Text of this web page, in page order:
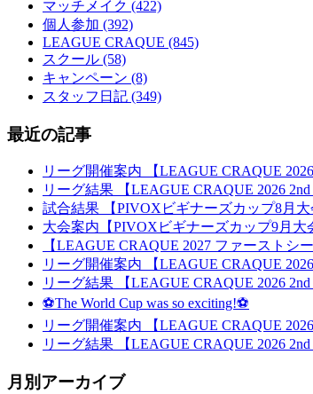
マッチメイク (422)
個人参加 (392)
LEAGUE CRAQUE (845)
スクール (58)
キャンペーン (8)
スタッフ日記 (349)
最近の記事
リーグ開催案内 【LEAGUE CRAQUE
リーグ結果 【LEAGUE CRAQUE 2026
試合結果 【PIVOXビギナーズカップ8月大
大会案内【PIVOXビギナーズカップ9月大
【LEAGUE CRAQUE 2027 ファースト
リーグ開催案内 【LEAGUE CRAQUE
リーグ結果 【LEAGUE CRAQUE 2026
⚽The World Cup was so exciting!⚽
リーグ開催案内 【LEAGUE CRAQUE
リーグ結果 【LEAGUE CRAQUE 2026
月別アーカイブ